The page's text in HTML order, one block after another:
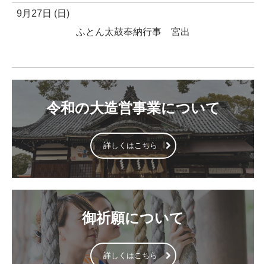
9月27日 (日)
ふとん太鼓奉納行事 宮出
令和の大造営事業について
詳しくはこちら
御祈願について
詳しくはこちら